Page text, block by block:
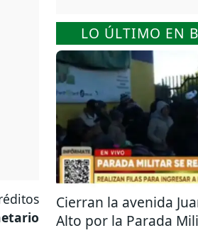
LO ÚLTIMO EN
Cierran la avenida
Alto por la Parada